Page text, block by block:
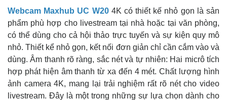
Webcam Maxhub UC W204K có thiết kế nhỏ gọn là sản
phẩm phù hợp cho livestream tại nhà hoặc tại văn phòng,
có thể dùng cho cả hội thảo trực tuyến và sự kiện quy mô
nhỏ. Thiết kể nhỏ gọn, kết nối đơn giản chỉ cần cắm vào và
dùng. Âm thanh rõ ràng, sắc nét và tự nhiên: Hai micrô tích
hợp phát hiện âm thanh từ xa đến 4 mét. Chất lượng hình
ảnh camera 4K, mang lại trải nghiệm rất rõ nét cho video
livestream. Đây là một trong những sự lựa chọn dành cho